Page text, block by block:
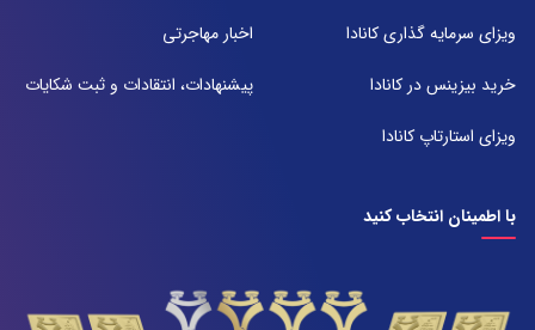
تلفن:
ویزای سرمایه گذاری کانادا
خرید بیزینس در کانادا
ویزای استارتاپ کانادا
اخبار مهاجرتی
پیشنهادات، انتقادات و ثبت شکایات
با اطمینان انتخاب کنید